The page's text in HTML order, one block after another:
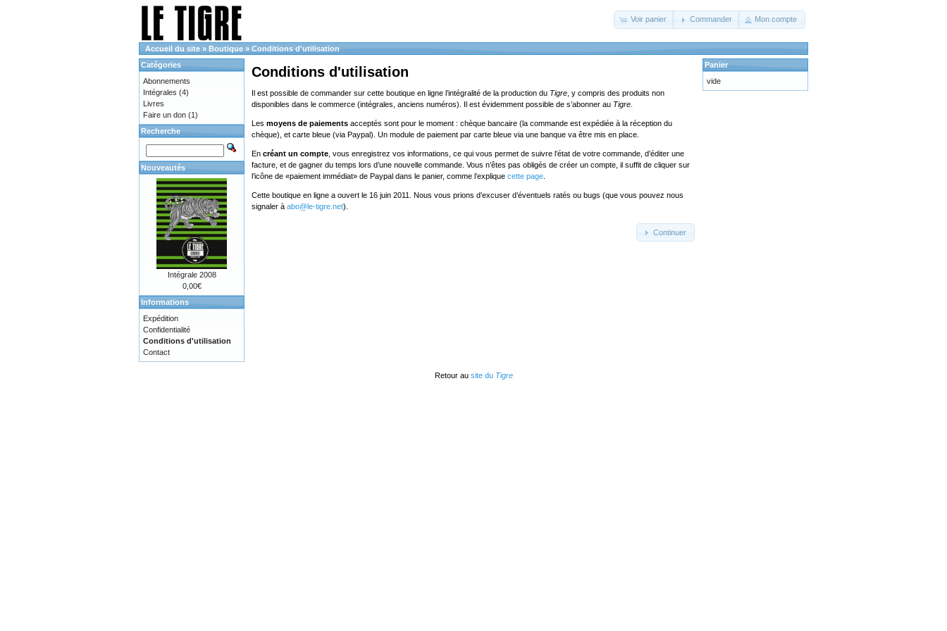
Voir panier Commander Mon compte
Accueil du site » Boutique » Conditions d'utilisation
Conditions d'utilisation
Il est possible de commander sur cette boutique en ligne l’intégralité de la production du Tigre , y compris des produits non
disponibles dans le commerce (intégrales, anciens numéros). Il est évidemment possible de s’abonner au Tigre
Les moyens de paiements acceptés sont pour le moment : chèque bancaire (la commande est expédiée à la réception du
chèque), et carte bleue (via Paypal). Un module de paiement par carte bleue via une banque va être mis en place.
En créant un compte , vous enregistrez vos informations, ce qui vous permet de suivre l’état de votre commande, d’éditer une
facture, et de gagner du temps lors d’une nouvelle commande. Vous n’êtes pas obligés de créer un compte, il suffit de cliquer sur
l’icône de «paiement immédiat» de Paypal dans le panier, comme l’explique cette page
Cette boutique en ligne a ouvert le 16 juin 2011. Nous vous prions d’excuser d’éventuels ratés ou bugs (que vous pouvez nous
signaler à abo@le-tigre.net).
Continuer
Catégories
Abonnements
Intégrales (4)
Livres
Faire un don (1)
Recherche
Nouveautés
Intégrale 2008
0,00€
Informations
Expédition
Confidentialité
Conditions d'utilisation
Contact
Panier
vide
Retour au site du Tigre